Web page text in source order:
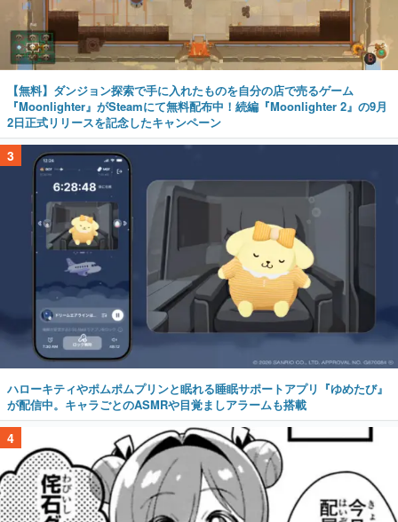
【無料】ダンジョン探索で手に入れたものを自分の店で売るゲーム
『Moonlighter』がSteamにて無料配布中！続編『Moonlighter 2』の9月
2日正式リリースを記念したキャンペーン
3
ハローキティやポムポムプリンと眠れる睡眠サポートアプリ『ゆめたび』
が配信中。キャラごとのASMRや目覚ましアラームも搭載
4